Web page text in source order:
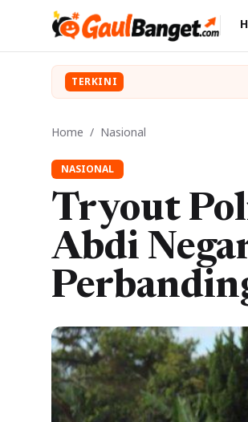
TERKINI
Home / Nasional
NASIONAL
Tryout
Abdi